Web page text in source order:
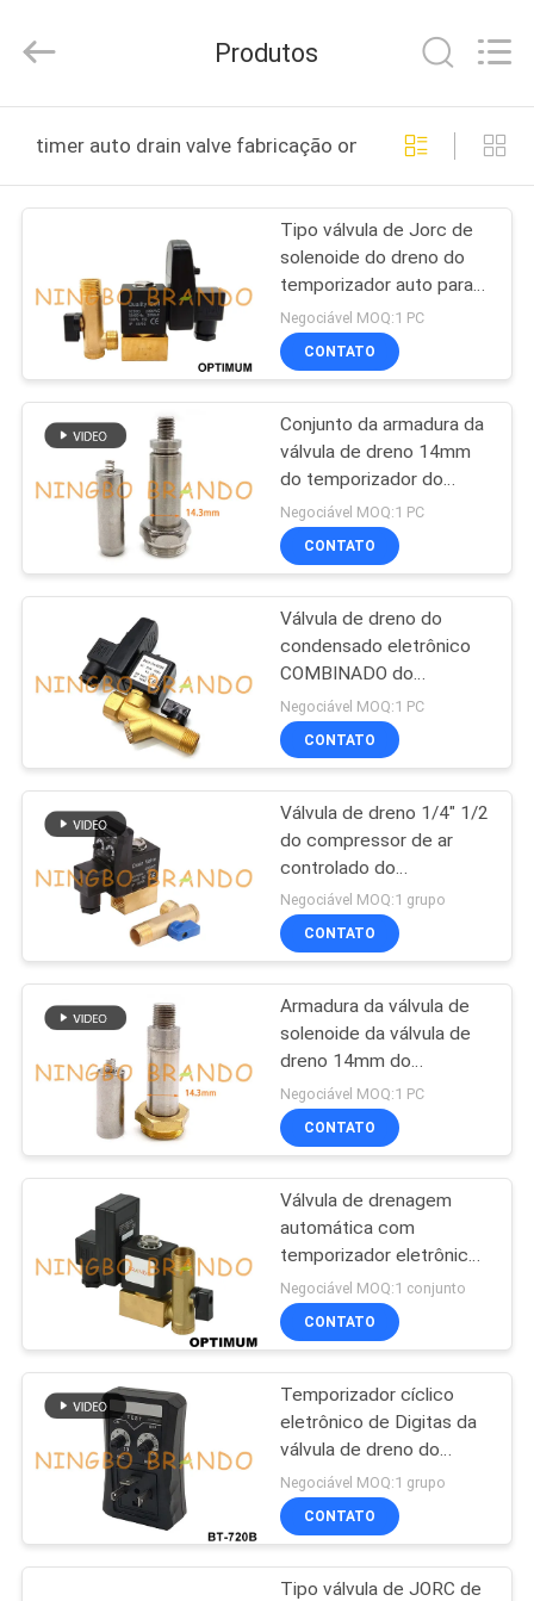
PRODUTOS
SOBRE
VISITA
FÁBRICA
CONTROLE
QUALIDADE
CONTACTE-
NOS
SOLICITE UM
ORÇAMENTO
COMPANY
NEWS
SITE
POLÍTICA
PRIVACIDADE
Hardware
Rights
Produtos
timer auto drain valve fabricação online
Tipo válvula de Jorc de
solenoide do dreno do
temporizador auto para o
compressor de ar 220V
Negociável MOQ:1 PC
CONTATO
Conjunto da armadura da
válvula de dreno 14mm
do temporizador do
compressor de ar auto
OD
Negociável MOQ:1 PC
CONTATO
Válvula de dreno do
condensado eletrônico
COMBINADO do
temporizador do
compressor de ar auto
Negociável MOQ:1 PC
CONTATO
Válvula de dreno 1/4" 1/2
do compressor de ar
controlado do
temporizador auto” 110V
220V
Negociável MOQ:1 grupo
CONTATO
Armadura da válvula de
solenoide da válvula de
dreno 14mm do
temporizador do
compressor de ar auto
OD
Negociável MOQ:1 PC
CONTATO
Válvula de drenagem
automática com
temporizador eletrônico
OPTIMUM para
compressor de ar
Negociável MOQ:1 conjunto
CONTATO
Temporizador cíclico
eletrônico de Digitas da
válvula de dreno do
compressor de ar auto
Negociável MOQ:1 grupo
CONTATO
Tipo válvula de JORC de